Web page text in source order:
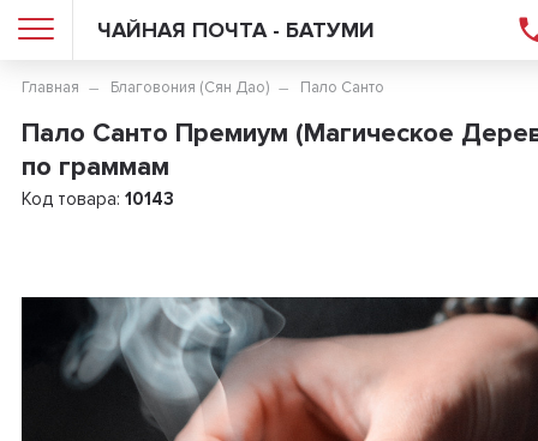
ЧАЙНАЯ ПОЧТА - БАТУМИ
Главная Благовония (Сян Дао) Пало Санто
Пало Санто Премиум (Магическое
по граммам
Код товара:10143